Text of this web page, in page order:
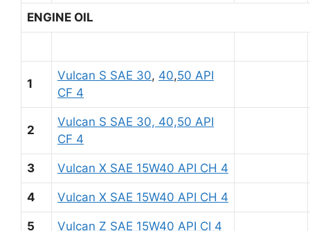
ENGINE OIL
1
Vulcan S SAE 30, 40,50 API
CF 4
2
Vulcan S SAE 30, 40,50 API
CF 4
3 Vulcan X SAE 15W40 API CH 4
4 Vulcan X SAE 15W40 API CH 4
5 Vulcan Z SAE 15W40 API CI 4